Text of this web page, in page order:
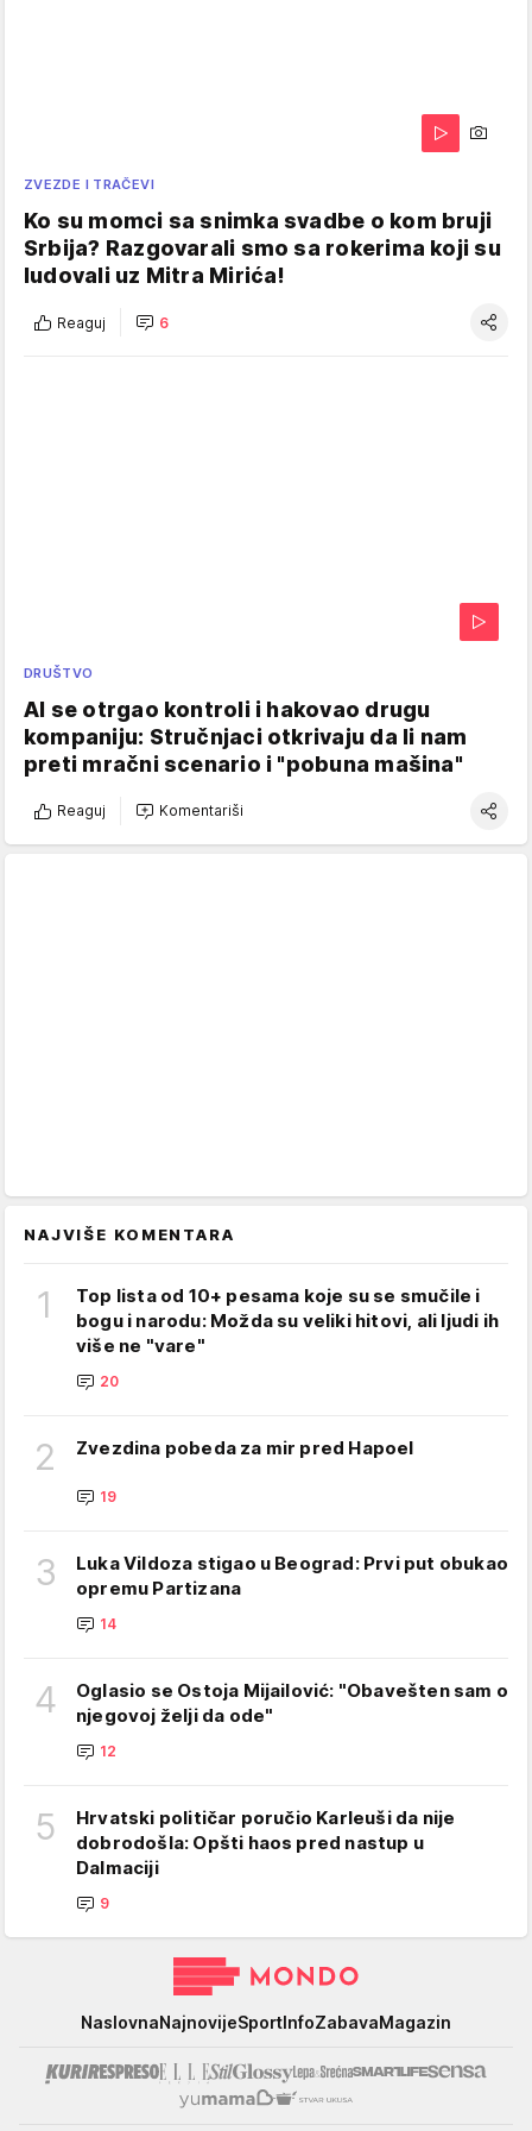
ZVEZDE I TRAČEVI
Ko su momci sa snimka svadbe o kom bruji
Srbija? Razgovarali smo sa rokerima koji su
ludovali uz Mitra Mirića!
Reaguj 6
DRUŠTVO
AI se otrgao kontroli i hakovao drugu
kompaniju: Stručnjaci otkrivaju da li nam
preti mračni scenario i "pobuna mašina"
Reaguj Komentariši
NAJVIŠE KOMENTARA
1
Top lista od 10+ pesama koje su se smučile i
bogu i narodu: Možda su veliki hitovi, ali ljudi ih
više ne "vare"
20
2 Zvezdina pobeda za mir pred Hapoel
19
3
Luka Vildoza stigao u Beograd: Prvi put obukao
opremu Partizana
14
4
Oglasio se Ostoja Mijailović: "Obavešten sam o
njegovoj želji da ode"
12
5
Hrvatski političar poručio Karleuši da nije
dobrodošla: Opšti haos pred nastup u
Dalmaciji
9
NaslovnaNajnovijeSportInfoZabavaMagazin